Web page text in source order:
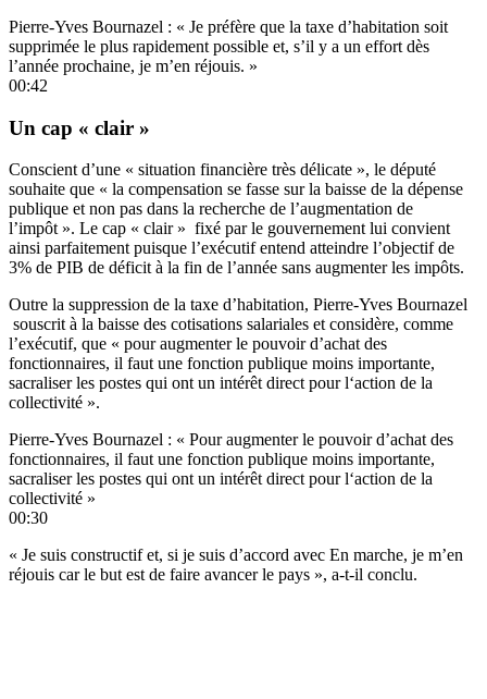
Pierre-Yves Bournazel : « Je préfère que la taxe d’habitation soit
supprimée le plus rapidement possible et, s’il y a un effort dès
l’année prochaine, je m’en réjouis. »
00:42
Un cap « clair »
Conscient d’une « situation financière très délicate », le député
souhaite que « la compensation se fasse sur la baisse de la dépense
publique et non pas dans la recherche de l’augmentation de
l’impôt ». Le cap « clair » fixé par le gouvernement lui convient
ainsi parfaitement puisque l’exécutif entend atteindre l’objectif de
3% de PIB de déficit à la fin de l’année sans augmenter les impôts.
Outre la suppression de la taxe d’habitation, Pierre-Yves Bournazel
souscrit à la baisse des cotisations salariales et considère, comme
l’exécutif, que « pour augmenter le pouvoir d’achat des
fonctionnaires, il faut une fonction publique moins importante,
sacraliser les postes qui ont un intérêt direct pour l‘action de la
collectivité ».
Pierre-Yves Bournazel : « Pour augmenter le pouvoir d’achat des
fonctionnaires, il faut une fonction publique moins importante,
sacraliser les postes qui ont un intérêt direct pour l‘action de la
collectivité »
00:30
« Je suis constructif et, si je suis d’accord avec En marche, je m’en
réjouis car le but est de faire avancer le pays », a-t-il conclu.